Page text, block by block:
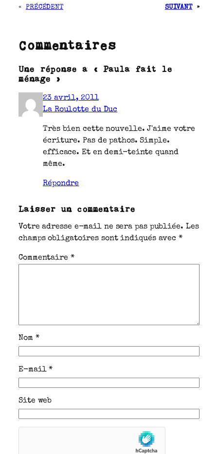
« PRÉCÉDENT SUIVANT »
Commentaires
Une réponse à « Paula fait le
ménage »
23 avril, 2011
La Roulotte du Duc
Très bien cette nouvelle. J'aime votre
écriture. Pas de pathos. Simple.
efficace. Et en demi-teinte quand
même.
Répondre
Laisser un commentaire
Votre adresse e-mail ne sera pas publiée. Les
champs obligatoires sont indiqués avec*
Commentaire *
Nom *
E-mail*
Site web